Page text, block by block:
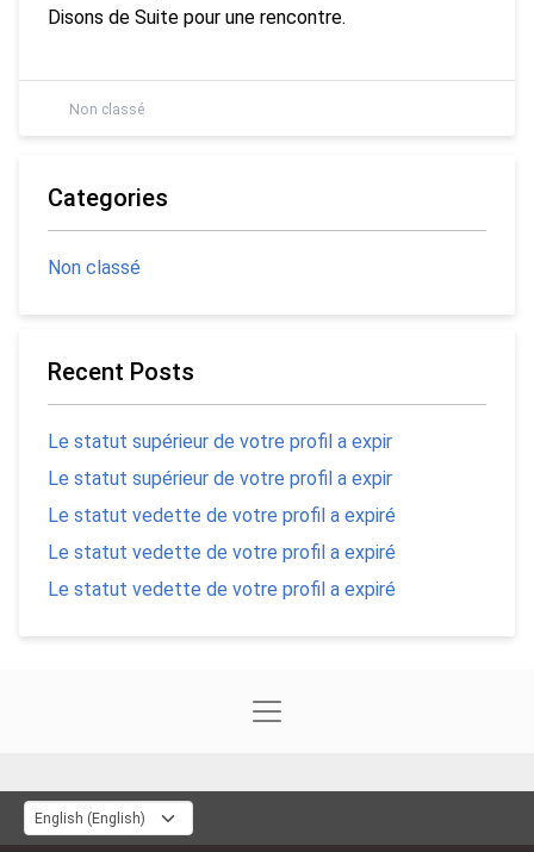
Disons de Suite pour une rencontre.
Non classé
Categories
Non classé
Recent Posts
Le statut supérieur de votre profil a expir
Le statut supérieur de votre profil a expir
Le statut vedette de votre profil a expiré
Le statut vedette de votre profil a expiré
Le statut vedette de votre profil a expiré